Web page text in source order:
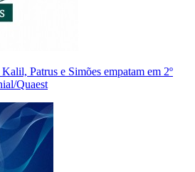
Patrus e Simões empatam em 2º
Quaest